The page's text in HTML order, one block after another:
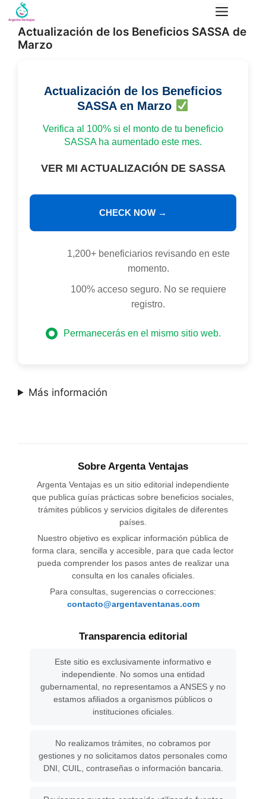
Saltar
contenido
Menú
Actualización de los Beneficios SASSA de
Marzo
Actualización de los Beneficios
SASSA en Marzo
Verifica al 100% si el monto de tu beneficio
SASSA ha aumentado este mes.
VER MI ACTUALIZACIÓN DE SASSA
CHECK NOW →
1,200+ beneficiarios revisando en este
momento.
100% acceso seguro. No se requiere
registro.
Permanecerás en el mismo sitio web.
Más información
Sobre Argenta Ventajas
Argenta Ventajas es un sitio editorial independiente
que publica guías prácticas sobre beneficios sociales,
trámites públicos y servicios digitales de diferentes
países.
Nuestro objetivo es explicar información pública de
forma clara, sencilla y accesible, para que cada lector
pueda comprender los pasos antes de realizar una
consulta en los canales oficiales.
Para consultas, sugerencias o correcciones:
contacto@argentaventanas.com
Transparencia editorial
Este sitio es exclusivamente informativo e
independiente. No somos una entidad
gubernamental, no representamos a ANSES y no
estamos afiliados a organismos públicos o
instituciones oficiales.
No realizamos trámites, no cobramos por
gestiones y no solicitamos datos personales como
DNI, CUIL, contraseñas o información bancaria.